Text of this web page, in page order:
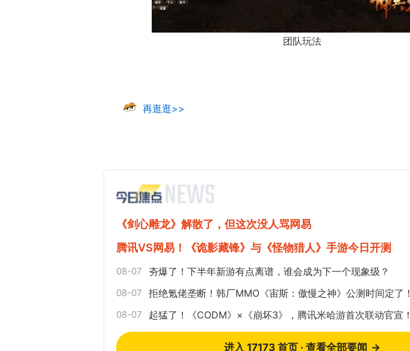
团队玩法
再逛逛>>
《剑心雕龙》解散了，但这次没人骂网易
腾讯VS网易！《诡影藏锋》与《怪物猎人》手游今日开测
08-07 夯爆了！下半年新游有点离谱，谁会成为下一个现象级？
08-07 拒绝氪佬垄断！韩厂MMO《宙斯：傲慢之神》公测时间定了！
08-07 起猛了！《CODM》×《崩坏3》，腾讯米哈游首次联动官宣！
进入 17173 首页 · 查看全部要闻 →